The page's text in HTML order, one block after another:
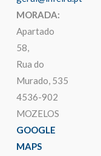
MORADA:
Apartado
58,
Rua do
Murado, 535
4536-902
MOZELOS
GOOGLE
MAPS